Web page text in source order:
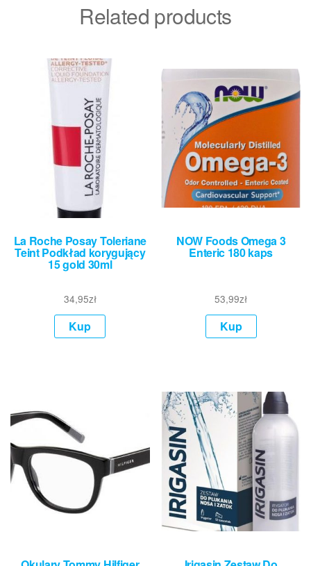
Related products
La Roche Posay Toleriane
Teint Podkład korygujący
15 gold 30ml
34,95zł
Kup
NOW Foods Omega 3
Enteric 180 kaps
53,99zł
Kup